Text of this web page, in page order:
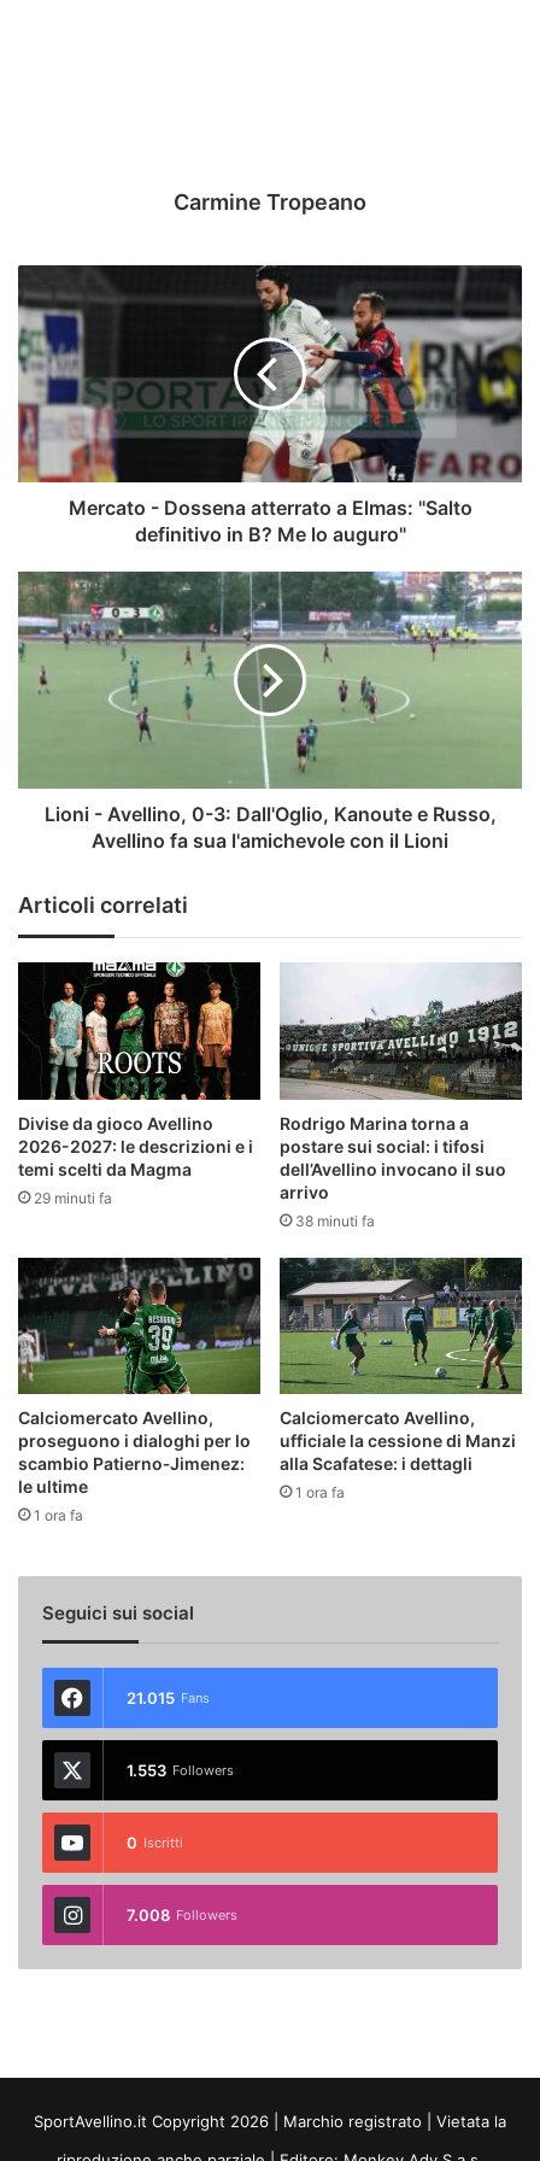
Carmine Tropeano
-
Dossena
atterrato
a
Elmas:
"Salto
definitivo
in
auguro"
Mercato - Dossena atterrato a Elmas: "Salto
definitivo in B? Me lo auguro"
Lioni
-
Avellino,
0-
Russo,
Avellino
con
il
Lioni
Lioni - Avellino, 0-3: Dall'Oglio, Kanoute e Russo,
Avellino fa sua l'amichevole con il Lioni
Articoli correlati
Divise da gioco Avellino
2026-2027: le descrizioni e i
temi scelti da Magma
29 minuti fa
Rodrigo Marina torna a
postare sui social: i tifosi
dell’Avellino invocano il suo
arrivo
38 minuti fa
Calciomercato Avellino,
proseguono i dialoghi per lo
scambio Patierno‑Jimenez:
le ultime
1 ora fa
Calciomercato Avellino,
ufficiale la cessione di Manzi
alla Scafatese: i dettagli
1 ora fa
Seguici sui social
21.015 Fans
1.553 Followers
0 Iscritti
7.008 Followers
SportAvellino.it Copyright 2026 | Marchio registrato | Vietata la